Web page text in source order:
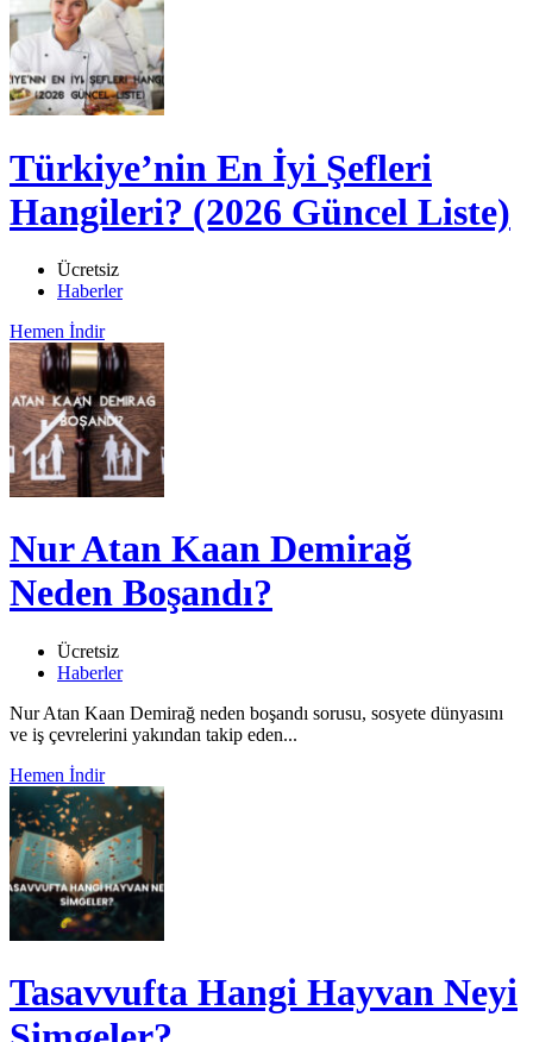
Türkiye’nin En İyi Şefleri
Hangileri? (2026 Güncel Liste)
Ücretsiz
Haberler
Hemen İndir
Nur Atan Kaan Demirağ
Neden Boşandı?
Ücretsiz
Haberler
Nur Atan Kaan Demirağ neden boşandı sorusu, sosyete dünyasını
ve iş çevrelerini yakından takip eden...
Hemen İndir
Tasavvufta Hangi Hayvan Neyi